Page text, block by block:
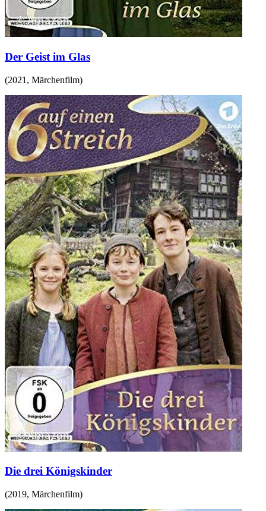
Der Geist im Glas
(2021 , Märchenfilm)
Die drei Königskinder
(2019, Märchenfilm)